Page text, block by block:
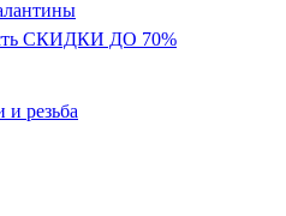
СКИДКИ ДО 70%
резьба